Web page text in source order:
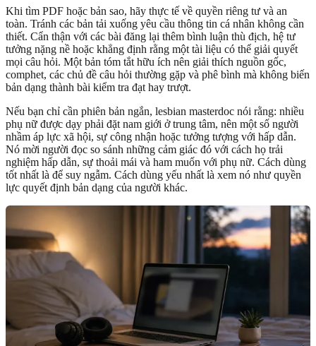
Khi tìm PDF hoặc bản sao, hãy thực tế về quyền riêng tư và an
toàn. Tránh các bản tải xuống yêu cầu thông tin cá nhân không cần
thiết. Cẩn thận với các bài đăng lại thêm bình luận thù địch, hệ tư
tưởng nặng nề hoặc khẳng định rằng một tài liệu có thể giải quyết
mọi câu hỏi. Một bản tóm tắt hữu ích nên giải thích nguồn gốc,
comphet, các chủ đề câu hỏi thường gặp và phê bình mà không biến
bản dạng thành bài kiểm tra đạt hay trượt.
Nếu bạn chỉ cần phiên bản ngắn, lesbian masterdoc nói rằng: nhiều
phụ nữ được dạy phải đặt nam giới ở trung tâm, nên một số người
nhầm áp lực xã hội, sự công nhận hoặc tưởng tượng với hấp dẫn.
Nó mời người đọc so sánh những cảm giác đó với cách họ trải
nghiệm hấp dẫn, sự thoải mái và ham muốn với phụ nữ. Cách dùng
tốt nhất là để suy ngẫm. Cách dùng yếu nhất là xem nó như quyền
lực quyết định bản dạng của người khác.